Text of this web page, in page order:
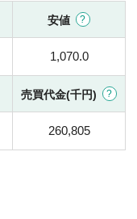
安値
1,070.0
売買代金(千円)
260,805